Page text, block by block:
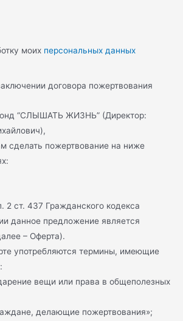
моих персональных данных
договора пожертвования
“СЛЫШАТЬ ЖИЗНЬ” (Директор:
сделать пожертвование на ниже
2 ст. 437 Гражданского кодекса
данное предложение является
– Оферта).
употребляются термины, имеющие
вещи или права в общеполезных
делающие пожертвования»;